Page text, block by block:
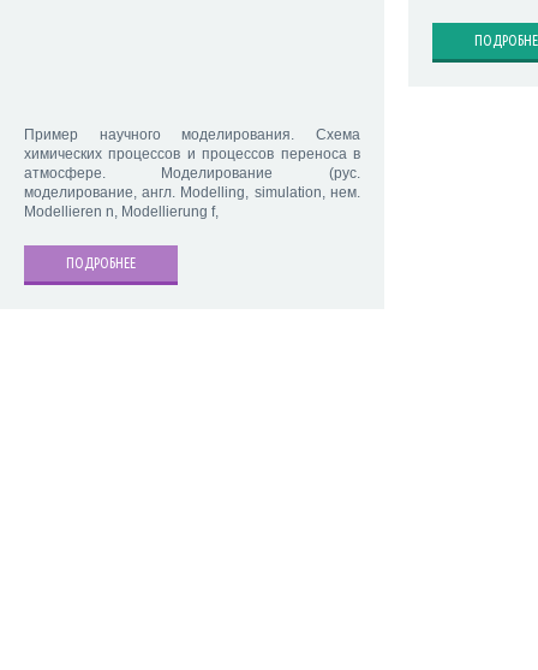
Пример научного моделирования. Схема
химических процессов и процессов переноса в
атмосфере. Моделирование (рус.
моделирование, англ. Modelling, simulation, нем.
Modellieren n, Modellierung f,
ПОДРОБНЕЕ